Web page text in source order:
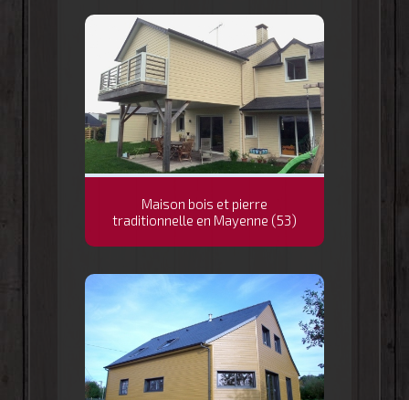
Maison bois et pierre
traditionnelle en Mayenne (53)